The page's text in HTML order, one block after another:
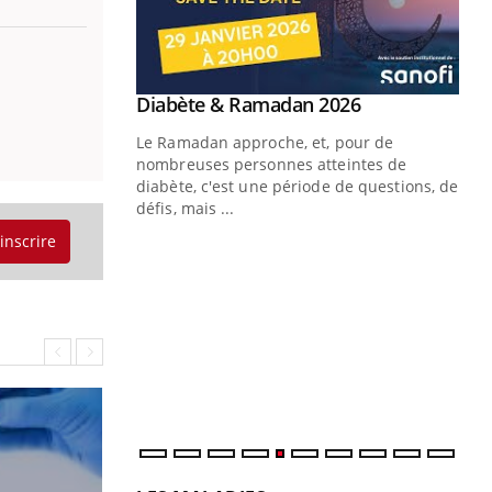
Youtube
Diabète & Ramadan 2026Youtube
Le Ramadan approche, et, pour de
nombreuses personnes atteintes de
diabète, c'est une période de questions, de
défis, mais ...